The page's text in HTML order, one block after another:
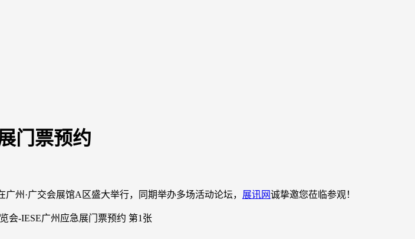
门票预约
广州·广交会展馆A区盛大举行，同期举办多场活动论坛， 展讯网诚挚邀您莅临参观！